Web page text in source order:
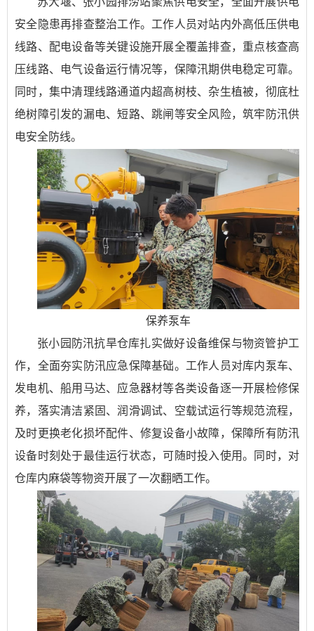
安全隐患再排查整治工作。工作人员对站内外高低压供电
线路、配电设备等关键设施开展全覆盖排查，重点核查高
压线路、电气设备运行情况等，保障汛期供电稳定可靠。
同时，集中清理线路通道内超高树枝、杂生植被，彻底杜
绝树障引发的漏电、短路、跳闸等安全风险，筑牢防汛供
电安全防线。
保养泵车
张小园防汛抗旱仓库扎实做好设备维保与物资管护工
作，全面夯实防汛应急保障基础。工作人员对库内泵车、
发电机、船用马达、应急器材等各类设备逐一开展检修保
养，落实清洁紧固、润滑调试、空载试运行等规范流程，
及时更换老化损坏配件、修复设备小故障，保障所有防汛
设备时刻处于最佳运行状态，可随时投入使用。同时，对
仓库内麻袋等物资开展了一次翻晒工作。